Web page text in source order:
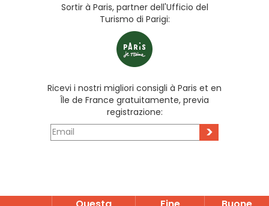
Sortir à Paris, partner dell'Ufficio del
Turismo di Parigi:
Ricevi i nostri migliori consigli à Paris et en
Île de France gratuitamente, previa
registrazione:
>